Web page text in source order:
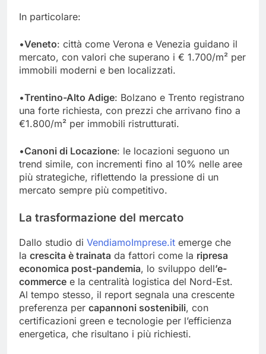
In particolare:
•Veneto: città come Verona e Venezia guidano il
mercato, con valori che superano i € 1.700/m² per
immobili moderni e ben localizzati.
•Trentino-Alto Adige: Bolzano e Trento registrano
una forte richiesta, con prezzi che arrivano fino a
€1.800/m² per immobili ristrutturati.
•Canoni di Locazione: le locazioni seguono un
trend simile, con incrementi fino al 10% nelle aree
più strategiche, riflettendo la pressione di un
mercato sempre più competitivo.
La trasformazione del mercato
Dallo studio di VendiamoImprese.it emerge che
la crescita è trainata da fattori come la ripresa
economica post-pandemia, lo sviluppo dell’e-
commerce e la centralità logistica del Nord-Est.
Al tempo stesso, il report segnala una crescente
preferenza per capannoni sostenibili, con
certificazioni green e tecnologie per l’efficienza
energetica, che risultano i più richiesti.